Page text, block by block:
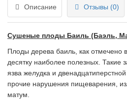
Описание Отзывы (0)
Сушеные плоды Баиль (Баэль,
Плоды дерева баиль, как отмечено
десятку наиболее полезных. Такие
язва желудка и
прочие нарушения пищеварения,
матум.